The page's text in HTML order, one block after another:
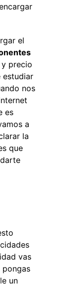
el
precio
estudiar
nos
es
a
la
que
vas
un